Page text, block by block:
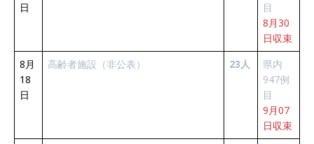
日
目
8月30
日収束
8月
18
日
高齢者施設（非公表） 23人
県内
947例
目
9月07
日収束